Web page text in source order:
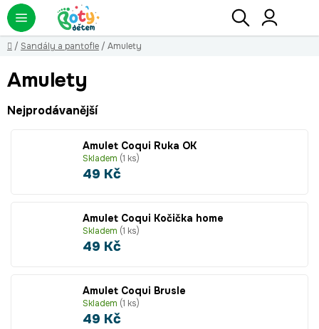
Přejít
na
obsah
Hledat
Domů
/ Sandály a pantofle / Amulety
Amulety
Nejprodávanější
Amulet Coqui Ruka OK
Skladem (1 ks)
49 Kč
Amulet Coqui Kočička home
Skladem (1 ks)
49 Kč
Amulet Coqui Brusle
Skladem (1 ks)
49 Kč